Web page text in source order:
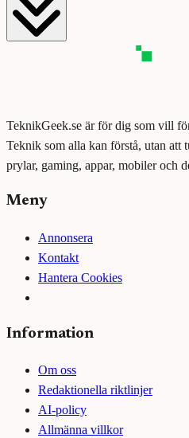
TeknikGeek.se är för dig som vill
Teknik som alla kan förstå, utan att
prylar, gaming, appar, mobiler och
Meny
Annonsera
Kontakt
Hantera Cookies
Information
Om oss
Redaktionella riktlinjer
AI-policy
Allmänna villkor